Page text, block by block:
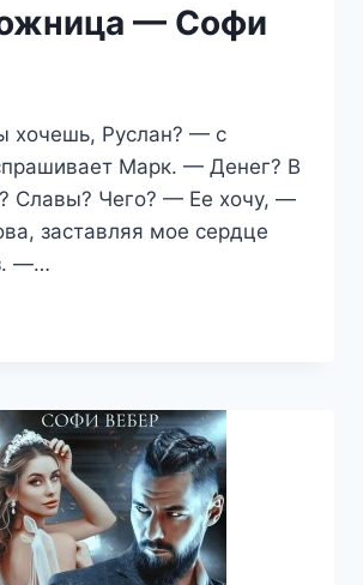
— Софи
хочешь, Руслан? — с
Марк. — Денег? В
Славы? Чего? — Ее хочу, —
заставляя мое сердце
—…